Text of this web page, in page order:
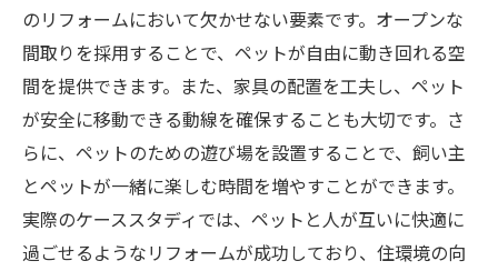
のリフォームにおいて欠かせない要素です。オープンな
間取りを採用することで、ペットが自由に動き回れる空
間を提供できます。また、家具の配置を工夫し、ペット
が安全に移動できる動線を確保することも大切です。さ
らに、ペットのための遊び場を設置することで、飼い主
とペットが一緒に楽しむ時間を増やすことができます。
実際のケーススタディでは、ペットと人が互いに快適に
過ごせるようなリフォームが成功しており、住環境の向